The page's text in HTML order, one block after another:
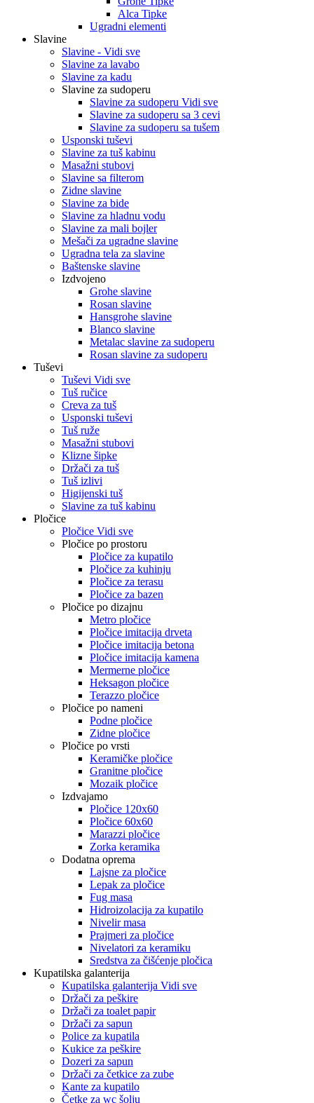
Alca Tipke
Ugradni elementi
Slavine
Slavine - Vidi sve
Slavine za lavabo
Slavine za kadu
Slavine za sudoperu
Slavine za sudoperu Vidi sve
Slavine za sudoperu sa 3 cevi
Slavine za sudoperu sa tušem
Usponski tuševi
Slavine za tuš kabinu
Masažni stubovi
Slavine sa filterom
Zidne slavine
Slavine za bide
Slavine za hladnu vodu
Slavine za mali bojler
Mešači za ugradne slavine
Ugradna tela za slavine
Baštenske slavine
Izdvojeno
Grohe slavine
Rosan slavine
Hansgrohe slavine
Blanco slavine
Metalac slavine za sudoperu
Rosan slavine za sudoperu
Tuševi
Tuševi Vidi sve
Tuš ručice
Creva za tuš
Usponski tuševi
Tuš ruže
Masažni stubovi
Klizne šipke
Držači za tuš
Tuš izlivi
Higijenski tuš
Slavine za tuš kabinu
Pločice
Pločice Vidi sve
Pločice po prostoru
Pločice za kupatilo
Pločice za kuhinju
Pločice za terasu
Pločice za bazen
Pločice po dizajnu
Metro pločice
Pločice imitacija drveta
Pločice imitacija betona
Pločice imitacija kamena
Mermerne pločice
Heksagon pločice
Terazzo pločice
Pločice po nameni
Podne pločice
Zidne pločice
Pločice po vrsti
Keramičke pločice
Granitne pločice
Mozaik pločice
Izdvajamo
Pločice 120x60
Pločice 60x60
Marazzi pločice
Zorka keramika
Dodatna oprema
Lajsne za pločice
Lepak za pločice
Fug masa
Hidroizolacija za kupatilo
Nivelir masa
Prajmeri za pločice
Nivelatori za keramiku
Sredstva za čišćenje pločica
Kupatilska galanterija
Kupatilska galanterija Vidi sve
Držači za peškire
Držači za toalet papir
Držači za sapun
Police za kupatila
Kukice za peškire
Dozeri za sapun
Držači za četkice za zube
Kante za kupatilo
Četke za wc šolju